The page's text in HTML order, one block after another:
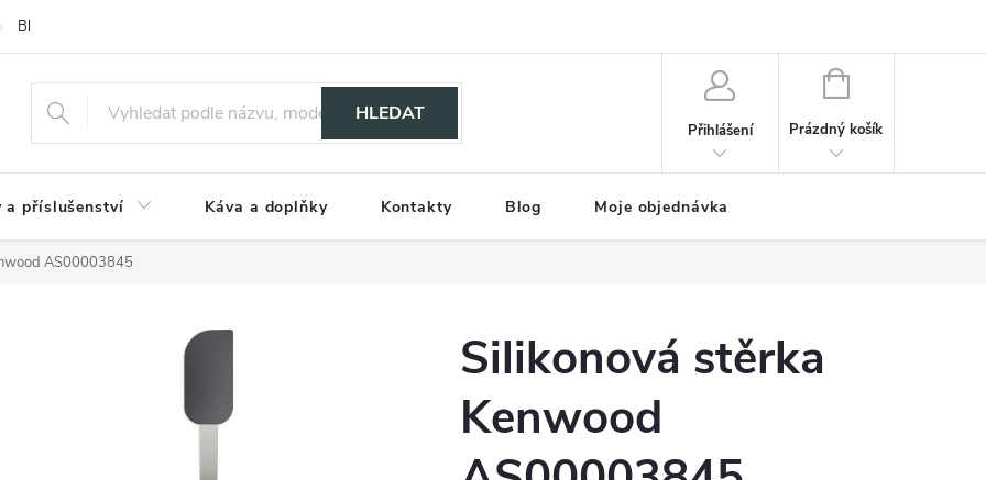
Blog
HLEDAT
Přihlášení
NÁKUPNÍ
Prázdný košík
a příslušenství Káva a doplňky Kontakty Blog Moje objednávka
AS00003845
Silikonová stěrka
Kenwood